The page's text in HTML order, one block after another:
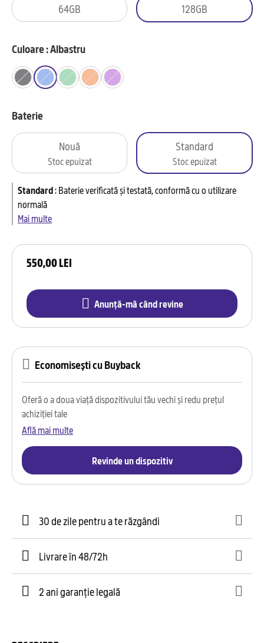
550,00 LEI
Anunță-mă când revine
64GB 128GB
Culoare : Albastru
Baterie
Nouă
Stoc epuizat
Standard
Stoc epuizat
Standard:Baterie verificată și testată, conformă cu o utilizare
normală
Mai multe
Economisești cu Buyback
Oferă o a doua viață dispozitivului tău vechi și redu prețul
achiziției tale
Află mai multe
Revinde un dispozitiv
30 de zile pentru a te răzgândi
Livrare în 48/72h
2 ani garanție legală